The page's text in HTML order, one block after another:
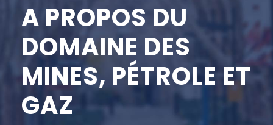
A PROPOS DU
DOMAINE DES
MINES, PÉTROLE ET
GAZ